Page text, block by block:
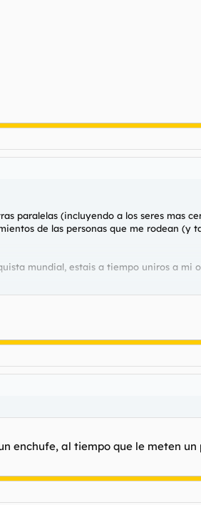
paralelas (incluyendo a los seres mas
de las personas que me rodean (y
mundial, estais a tiempo uniros a mi
enchufe, al tiempo que le meten